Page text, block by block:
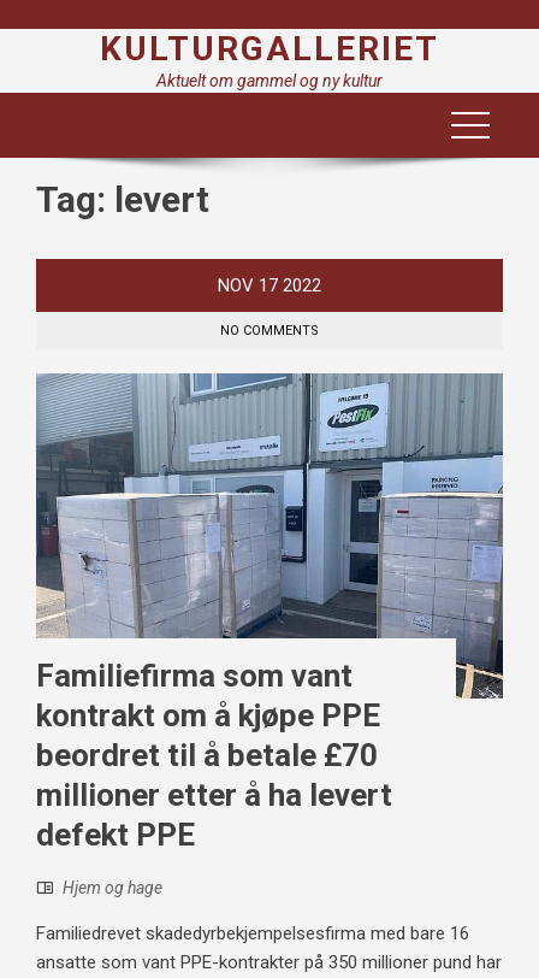
KULTURGALLERIET
Aktuelt om gammel og ny kultur
Tag: levert
NOV 17 2022
NO COMMENTS
Familiefirma som vant
kontrakt om å kjøpe PPE
beordret til å betale £70
millioner etter å ha levert
defekt PPE
Hjem og hage
Familiedrevet skadedyrbekjempelsesfirma med bare 16
ansatte som vant PPE-kontrakter på 350 millioner pund har